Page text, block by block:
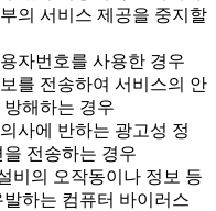
의 서비스 제공을 중지할
자번호를 사용한 경우
를 전송하여 서비스의 안
해하는 경우
사에 반하는 광고성 정
전송하는 경우
비의 오작동이나 정보 등
하는 컴퓨터 바이러스